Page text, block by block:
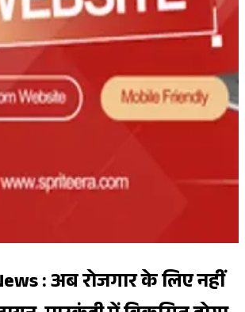
: अब रोजगार के लिए नहीं